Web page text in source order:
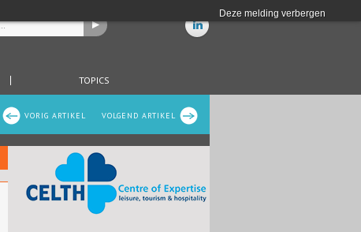
Deze melding verbergen
TOPICS
VOLGEND ARTIKEL
VORIG ARTIKEL